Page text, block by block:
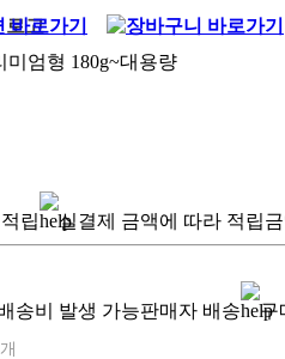
엄형 180g~대용량
립 실결제 금액에 따라 적립
송비 발생 가능판매자 배송 구